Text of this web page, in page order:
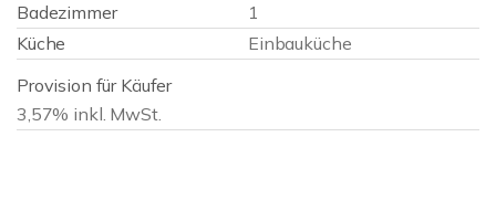
Badezimmer
1
Küche
Einbauküche
Provision für Käufer
3,57% inkl. MwSt.